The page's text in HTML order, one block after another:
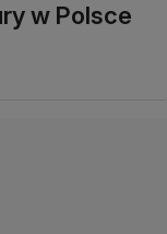
w Polsce